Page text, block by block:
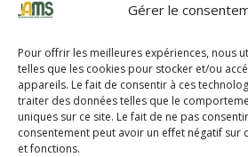
Gérer le
Pour offrir les meilleures expériences, nous
telles que les cookies pour stocker et/ou
appareils. Le fait de consentir à ces
traiter des données telles que le
uniques sur ce site. Le fait de ne pas
consentement peut avoir un effet négatif sur
et fonctions.
YALE MS14XIL (2510)